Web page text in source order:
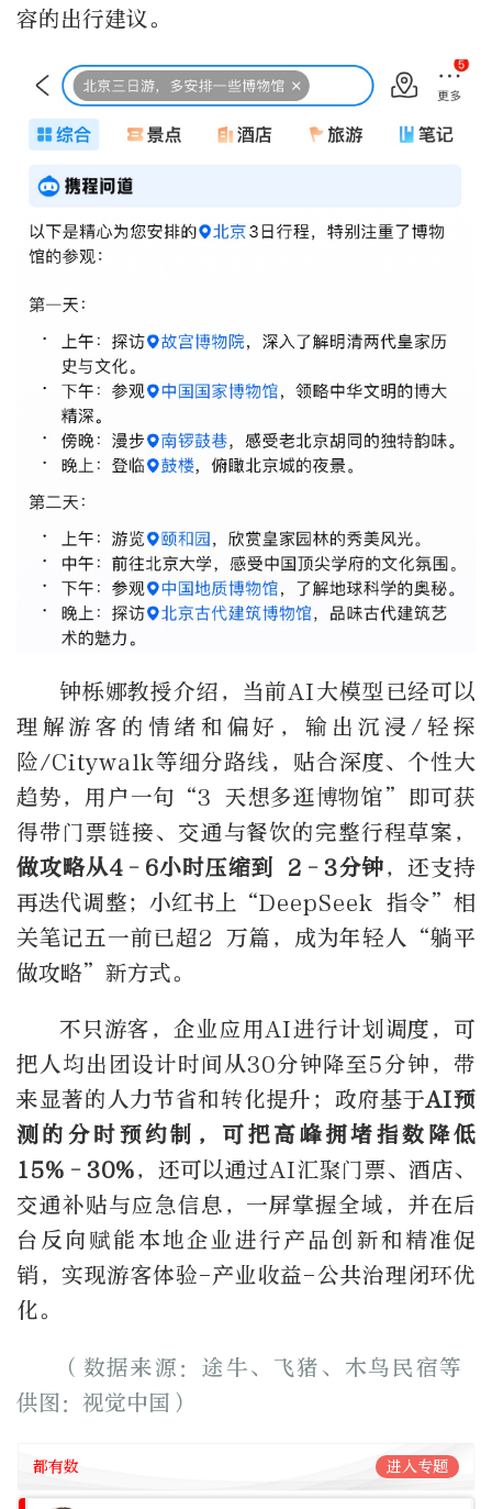
容的出行建议。
钟栎娜教授介绍，当前AI大模型已经可以
理解游客的情绪和偏好，输出沉浸 / 轻探
险/Citywalk等细分路线，贴合深度、个性大
趋势，用户一句 “3 天想多逛博物馆” 即可获
得带门票链接、交通与餐饮的完整行程草案，
做攻略从4–6小时压缩到 2–3分钟，还支持
再迭代调整；小红书上 “DeepSeek 指令” 相
关笔记五一前已超2 万篇，成为年轻人 “躺平
做攻略” 新方式。
不只游客，企业应用AI进行计划调度，可
把人均出团设计时间从30分钟降至5分钟，带
来显著的人力节省和转化提升；政府基于AI预
测的分时预约制，可把高峰拥堵指数降低
15%–30%，还可以通过AI汇聚门票、酒店、
交通补贴与应急信息，一屏掌握全域，并在后
台反向赋能本地企业进行产品创新和精准促
销，实现游客体验-产业收益-公共治理闭环优
化。
（数据来源：途牛、飞猪、木鸟民宿等
供图：视觉中国）
都有数 进入专题